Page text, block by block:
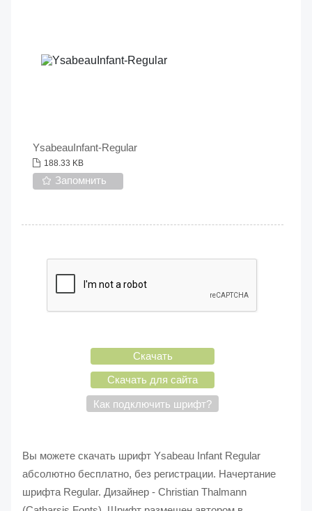
YsabeauInfant-Regular
188.33 KB
Запомнить
Скачать
Скачать для сайта
Как подключить шрифт?
Вы можете скачать шрифт Ysabeau Infant Regular
абсолютно бесплатно, без регистрации. Начертание
шрифта Regular. Дизайнер - Christian Thalmann